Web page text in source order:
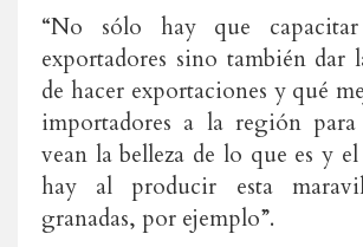
“No sólo hay que
exportadores sino también dar
de hacer exportaciones y qué
importadores a la región para
vean la belleza de lo que es y
hay al producir esta
granadas, por ejemplo”.